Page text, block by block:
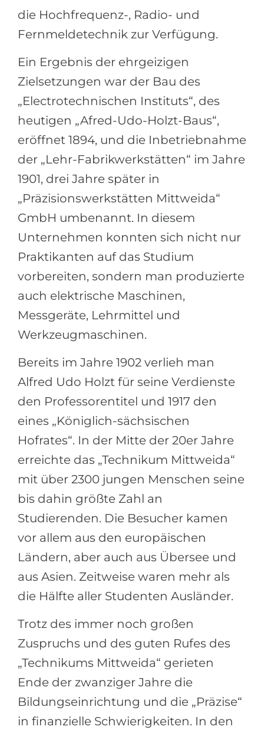
die Hochfrequenz-, Radio- und
Fernmeldetechnik zur Verfügung.
Ein Ergebnis der ehrgeizigen
Zielsetzungen war der Bau des
„Electrotechnischen Instituts“, des
heutigen „Afred-Udo-Holzt-Baus“,
eröffnet 1894, und die Inbetriebnahme
der „Lehr-Fabrikwerkstätten“ im Jahre
1901, drei Jahre später in
„Präzisionswerkstätten Mittweida“
GmbH umbenannt. In diesem
Unternehmen konnten sich nicht nur
Praktikanten auf das Studium
vorbereiten, sondern man produzierte
auch elektrische Maschinen,
Messgeräte, Lehrmittel und
Werkzeugmaschinen.
Bereits im Jahre 1902 verlieh man
Alfred Udo Holzt für seine Verdienste
den Professorentitel und 1917 den
eines „Königlich-sächsischen
Hofrates“. In der Mitte der 20er Jahre
erreichte das „Technikum Mittweida“
mit über 2300 jungen Menschen seine
bis dahin größte Zahl an
Studierenden. Die Besucher kamen
vor allem aus den europäischen
Ländern, aber auch aus Übersee und
aus Asien. Zeitweise waren mehr als
die Hälfte aller Studenten Ausländer.
Trotz des immer noch großen
Zuspruchs und des guten Rufes des
„Technikums Mittweida“ gerieten
Ende der zwanziger Jahre die
Bildungseinrichtung und die „Präzise“
in finanzielle Schwierigkeiten. In den